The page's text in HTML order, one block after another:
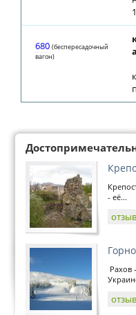
680 (беспересадочный
вагон)
- её...
Рахов